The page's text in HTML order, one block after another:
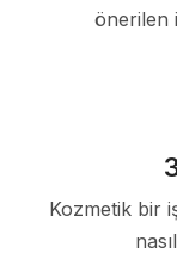
önerilen
Kozmetik bir